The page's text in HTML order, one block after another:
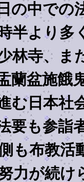
の中での
半より多
林寺、ま
蘭盆施餓
む日本社
要も参詣
も布教活
力が続